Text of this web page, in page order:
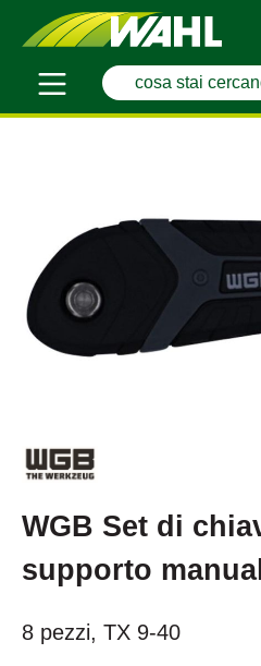
WGB Set di
supporto
8 pezzi, TX 9-40